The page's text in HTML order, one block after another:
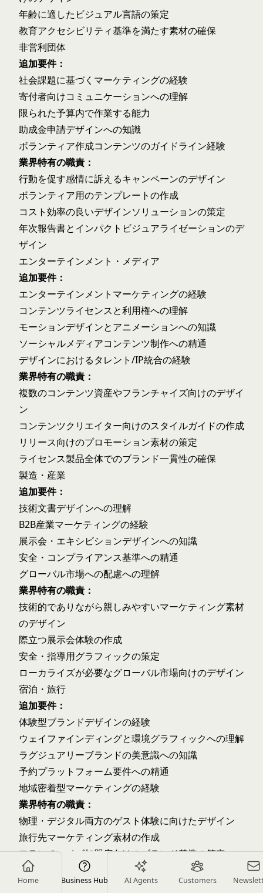
Home Business Hub AI Agents Customers
年齢に適したビジュアル言語の策定
教育アクセシビリティ基準を満たす素材の確保
非営利団体
追加要件：
社会課題に基づくマーケティングの経験
寄付者向けコミュニケーションへの理解
限られた予算内で作業する能力
助成金申請デザインへの知識
ボランティア作成コンテンツのガイドライン経験
業界特有の職責：
行動を促す感情に訴えるキャンペーンのデザイン
ボランティア用のテンプレートの作成
コスト効率の良いデザインソリューションの策定
年次報告書とインパクトビジュアライゼーションのデ
ザイン
エンターテインメント・メディア
追加要件：
エンターテインメントマーケティングの経験
コンテンツライセンスと利用権への理解
モーションデザインとアニメーションへの知識
ソーシャルメディアコンテンツ制作への精通
デザインにおけるタレント/IP統合の経験
業界特有の職責：
複数のコンテンツ資産やフランチャイズ向けのデザイ
ン
コンテンツクリエイター向けのスタイルガイドの作成
リリース向けのプロモーション素材の策定
ライセンス製品全体でのブランド一貫性の確保
製造・産業
追加要件：
技術文書デザインへの理解
B2B産業マーケティングの経験
展示会・エキシビションデザインへの知識
安全・コンプライアンス基準への精通
グローバル市場への配慮への理解
業界特有の職責：
技術的でありながら親しみやすいマーケティング素材
のデザイン
際立つ展示会体験の作成
安全・指導用グラフィックの策定
ローカライズが必要なグローバル市場向けのデザイン
宿泊・旅行
追加要件：
体験型ブランドデザインの経験
ウェイファインディングと環境グラフィックへの理解
ラグジュアリーブランドの美意識への知識
予約プラットフォーム要件への精通
地域密着型マーケティングの経験
業界特有の職責：
物理・デジタル両方のゲスト体験に向けたデザイン
旅行先マーケティング素材の作成
フランチャイズ加盟店向けのブランド基準の策定
季節・プロモーションキャンペーンのデザイン
政府・公共部門